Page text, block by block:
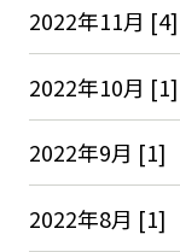
2022年11月 [4]
2022年10月 [1]
2022年9月 [1]
2022年8月 [1]